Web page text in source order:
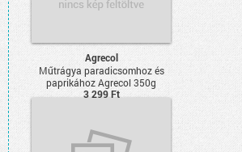
Agrecol
Műtrágya paradicsomhoz és
paprikához Agrecol 350g
3 299 Ft